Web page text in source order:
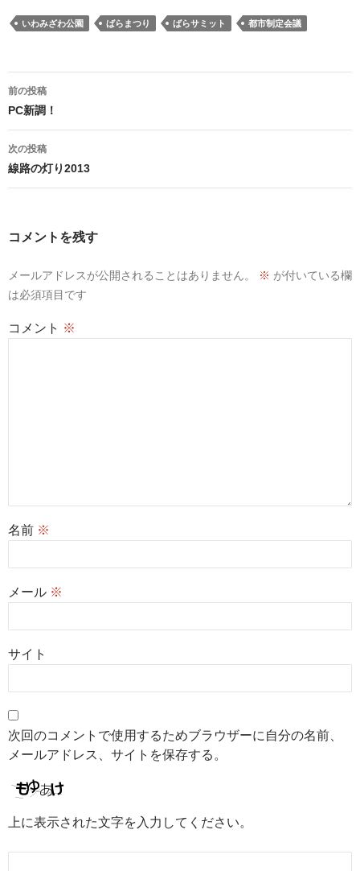
いわみざわ公園 ばらまつり ばらサミット 都市制定会議
稿
ビ
ゲ
ー
ョ
前の投稿
PC新調！
次の投稿
線路の灯り2013
コメントを残す
メールアドレスが公開されることはありません。 ※ が付いている欄
は必須項目です
コメント ※
名前 ※
メール ※
サイト
次回のコメントで使用するためブラウザーに自分の名前、
メールアドレス、サイトを保存する。
上に表示された文字を入力してください。